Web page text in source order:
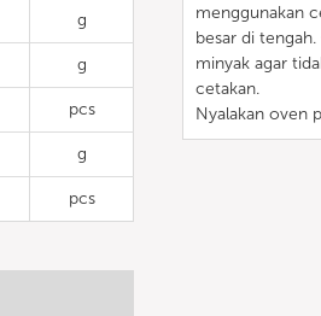
g
g
pcs
g
pcs
menggunakan
besar di
minyak agar
cetakan.
Nyalakan oven